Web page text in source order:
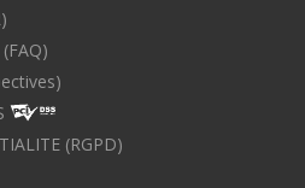
(RGPD)